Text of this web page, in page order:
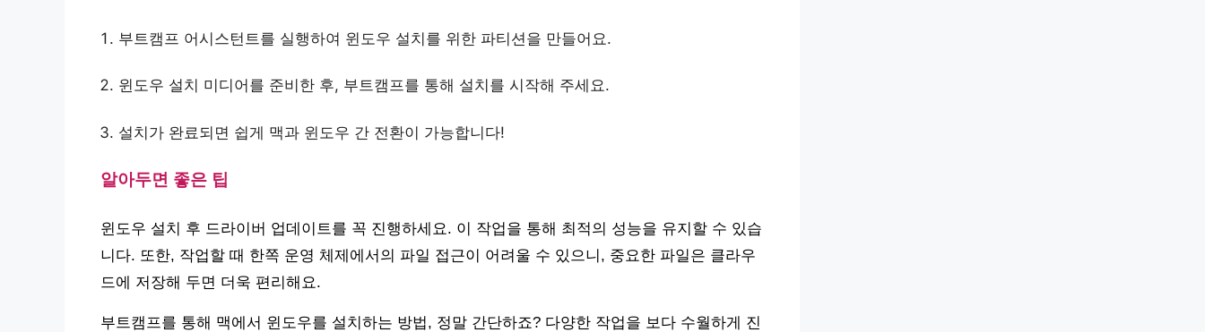
부트캠프 어시스턴트를 실행하여 윈도우 설치를 위한 파티션을 만들어요.
윈도우 설치 미디어를 준비한 후, 부트캠프를 통해 설치를 시작해 주세요.
설치가 완료되면 쉽게 맥과 윈도우 간 전환이 가능합니다!
알아두면 좋은 팁
윈도우 설치 후 드라이버 업데이트를 꼭 진행하세요. 이 작업을 통해 최적의 성능을 유지할 수 있습
니다. 또한, 작업할 때 한쪽 운영 체제에서의 파일 접근이 어려울 수 있으니, 중요한 파일은 클라우
드에 저장해 두면 더욱 편리해요.
부트캠프를 통해 맥에서 윈도우를 설치하는 방법, 정말 간단하죠? 다양한 작업을 보다 수월하게 진